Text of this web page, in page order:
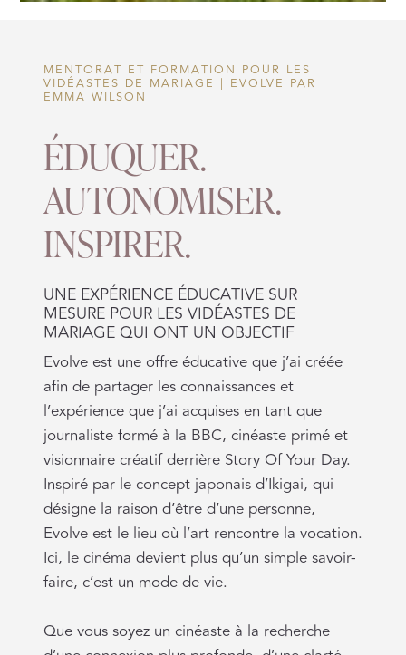
MENTORAT ET FORMATION POUR LES
VIDÉASTES DE MARIAGE | EVOLVE PAR
EMMA WILSON
ÉDUQUER.
AUTONOMISER.
INSPIRER.
UNE EXPÉRIENCE ÉDUCATIVE SUR
MESURE POUR LES VIDÉASTES DE
MARIAGE QUI ONT UN OBJECTIF
Evolve est une offre éducative que j’ai créée
afin de partager les connaissances et
l’expérience que j’ai acquises en tant que
journaliste formé à la BBC, cinéaste primé et
visionnaire créatif derrière Story Of Your Day.
Inspiré par le concept japonais d’Ikigai, qui
désigne la raison d’être d’une personne,
Evolve est le lieu où l’art rencontre la vocation.
Ici, le cinéma devient plus qu’un simple savoir-
faire, c’est un mode de vie.
Que vous soyez un cinéaste à la recherche